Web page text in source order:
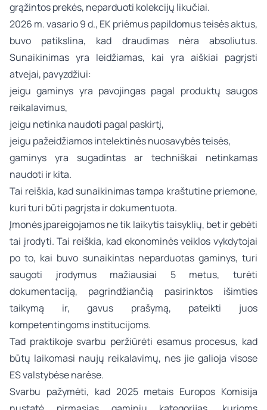
grąžintos prekės, neparduoti kolekcijų likučiai.
2026 m. vasario 9 d., EK priėmus papildomus teisės aktus,
buvo patikslina, kad draudimas nėra absoliutus.
Sunaikinimas yra leidžiamas, kai yra aiškiai pagrįsti
atvejai, pavyzdžiui:
jeigu gaminys yra pavojingas pagal produktų saugos
reikalavimus,
jeigu netinka naudoti pagal paskirtį,
jeigu pažeidžiamosintelektinės nuosavybės teisės,
gaminys yra sugadintas ar techniškai netinkamas
naudoti ir kita.
Tai reiškia, kad sunaikinimas tampa kraštutine priemone,
kuri turi būti pagrįsta ir dokumentuota.
Įmonės įpareigojamos ne tik laikytis taisyklių, bet ir gebėti
tai įrodyti. Tai reiškia, kad ekonominės veiklos vykdytojai
po to, kai buvo sunaikintas neparduotas gaminys, turi
saugoti įrodymus mažiausiai 5 metus, turėti
dokumentaciją, pagrindžiančią pasirinktos išimties
taikymą ir, gavus prašymą, pateikti juos
kompetentingoms institucijoms.
Tad praktikoje svarbu peržiūrėti esamus procesus, kad
būtų laikomasi naujų reikalavimų, nes jie galioja visose
ES valstybėse narėse.
Svarbu pažymėti, kad 2025 metais Europos Komisija